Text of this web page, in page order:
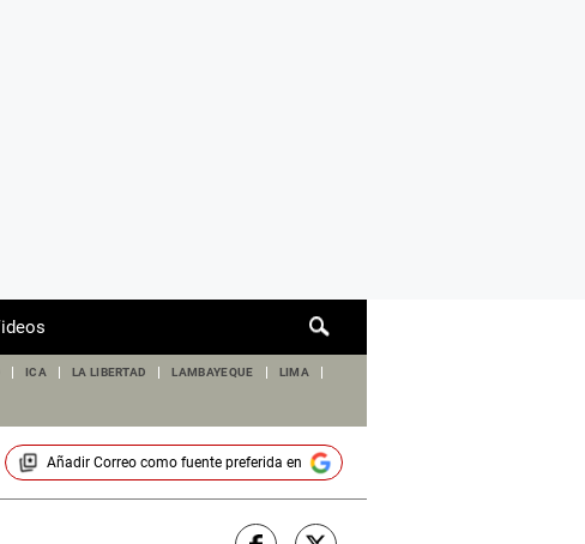
de
ICA LA LIBERTAD LAMBAYEQUE LIMA
Añadir Correocomo fuente preferida en